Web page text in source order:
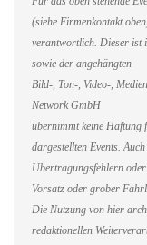
(siehe Firmenkontakt
verantwortlich. Dieser ist
sowie der angehängten
Bild-, Ton-, Video-,
Network GmbH
übernimmt keine Haftung
dargestellten Events.
Übertragungsfehlern
Vorsatz oder grober
Die Nutzung von hier
redaktionellen